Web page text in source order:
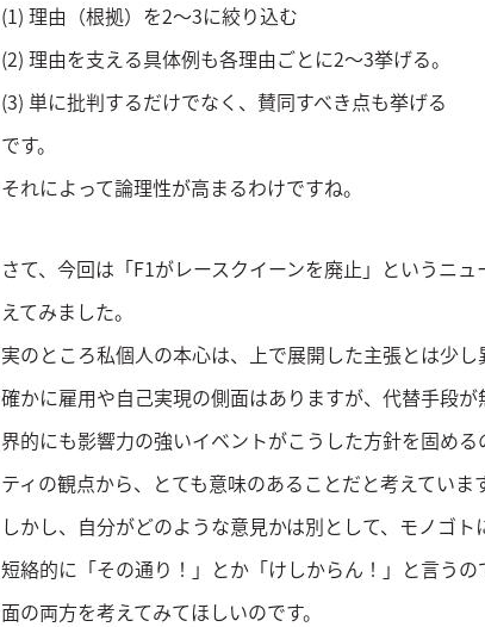
(1) 理由（根拠）を2～3に絞り込む
(2) 理由を支える具体例も各理由ごとに2～3挙げる。
(3) 単に批判するだけでなく、賛同すべき点も挙げる
です。
それによって論理性が高まるわけですね。
さて、今回は「F1がレースクイーンを廃止」というニ
えてみました。
実のところ私個人の本心は、上で展開した主張とは少し
確かに雇用や自己実現の側面はありますが、代替手段
界的にも影響力の強いイベントがこうした方針を固め
ティの観点から、とても意味のあることだと考えています
しかし、自分がどのような意見かは別として、モノゴト
短絡的に「その通り！」とか「けしからん！」と言う
面の両方を考えてみてほしいのです。